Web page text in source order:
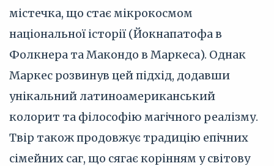
містечка, що стає мікрокосмом
національної історії (Йокнапатофа в
Фолкнера та Макондо в Маркеса). Однак
Маркес розвинув цей підхід, додавши
унікальний латиноамериканський
колорит та філософію магічного реалізму.
Твір також продовжує традицію епічних
сімейних саг, що сягає корінням у світову